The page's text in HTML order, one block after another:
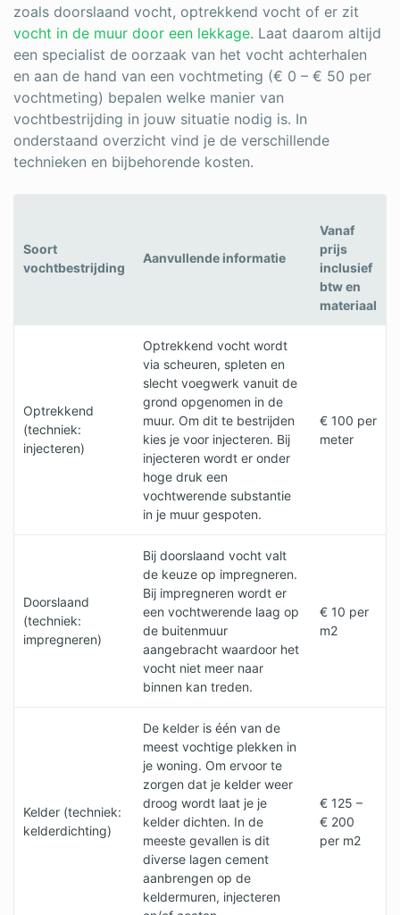
zoals doorslaand vocht, optrekkend vocht of er zit
vocht in de muur door een lekkage. Laat daarom altijd
een specialist de oorzaak van het vocht achterhalen
en aan de hand van een vochtmeting (€ 0 – € 50 per
vochtmeting) bepalen welke manier van
vochtbestrijding in jouw situatie nodig is. In
onderstaand overzicht vind je de verschillende
technieken en bijbehorende kosten.
Soort
vochtbestrijding
Aanvullende informatie
Vanaf
prijs
inclusief
btw en
materiaal
Optrekkend
(techniek:
injecteren)
Optrekkend vocht wordt
via scheuren, spleten en
slecht voegwerk vanuit de
grond opgenomen in de
muur. Om dit te bestrijden
kies je voor injecteren. Bij
injecteren wordt er onder
hoge druk een
vochtwerende substantie
in je muur gespoten.
€ 100 per
meter
Doorslaand
(techniek:
impregneren)
Bij doorslaand vocht valt
de keuze op impregneren.
Bij impregneren wordt er
een vochtwerende laag op
de buitenmuur
aangebracht waardoor het
vocht niet meer naar
binnen kan treden.
€ 10 per
m2
Kelder (techniek:
kelderdichting)
De kelder is één van de
meest vochtige plekken in
je woning. Om ervoor te
zorgen dat je kelder weer
droog wordt laat je je
kelder dichten. In de
meeste gevallen is dit
diverse lagen cement
aanbrengen op de
keldermuren, injecteren
€ 125 –
€ 200
per m2